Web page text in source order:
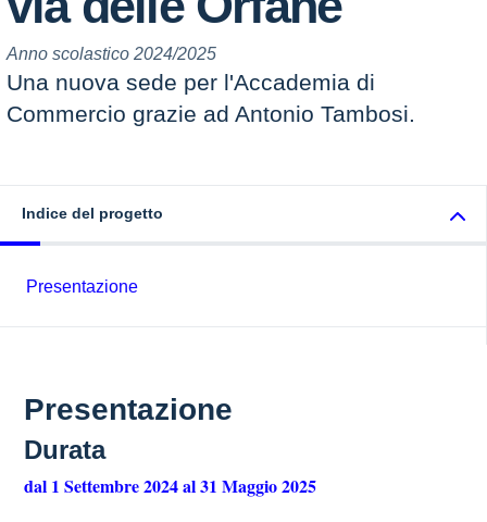
Anno scolastico 2024/2025
Una nuova sede per l'Accademia di
Commercio grazie ad Antonio Tambosi.
Indice del progetto
Presentazione
Presentazione
Durata
dal 1 Settembre 2024 al 31 Maggio 2025